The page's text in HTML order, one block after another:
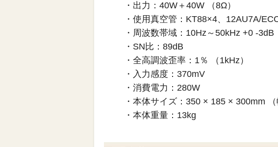
・出力：40W＋40W （8Ω）
・使用真空管：KT88×4、12AU7A/
・周波数帯域：10Hz～50kHz +0 -3dB
・SN比：89dB
・全高調波歪率：1％ （1kHz）
・入力感度：370mV
・消費電力：280W
・本体サイズ：350 × 185 × 300mm （
・本体重量：13kg